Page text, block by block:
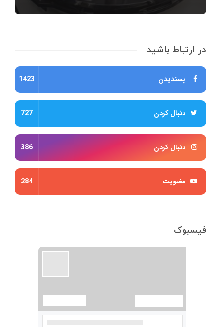
در ارتباط باشید
پسندیدن 1423
دنبال کردن 727
دنبال کردن 386
عضویت 284
فیسبوک